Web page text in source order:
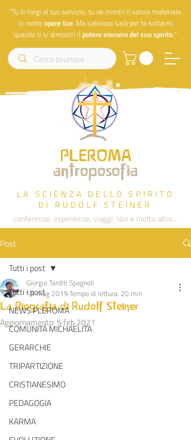
"Tu lo forgi al tuo servizio, tu ne mostri il valore materiale
in molteoperetue. Ma salvezza sarà per te soltanto
quando ti si dimostri il potere sovrano del suo spirito."
PLEROMA
antroposofia
LA SCIENZA DELLO SPIRITO
DI RUDOLF STEINER
conferenze, esperienze, viaggi, libri e molto altro...
Post
Tutti i post
NEWS PLEROMA
COMUNITÀ MICHAELITA
GERARCHIE
TRIPARTIZIONE
CRISTIANESIMO
PEDAGOGIA
KARMA
Tutti i post
La Biografia di Rudolf Steiner
Giorgio Tarditi Spagnoli
15 mag 2019Tempo di lettura: 20 min
Aggiornamento: 5 feb 2021